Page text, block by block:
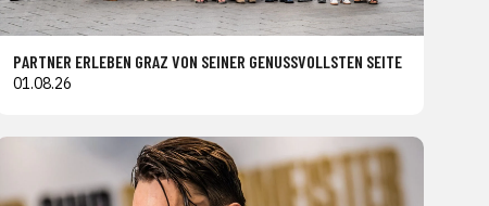
PARTNER ERLEBEN GRAZ VON SEINER GENUSSVOLLSTEN SEITE
01.08.26